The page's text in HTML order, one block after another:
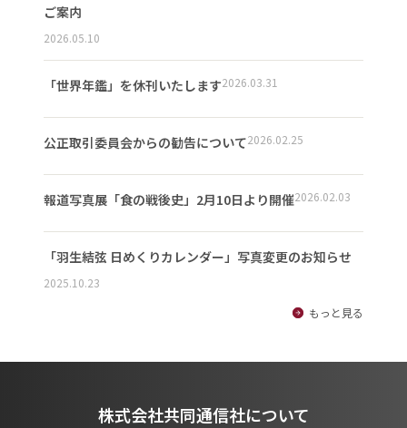
ご案内
2026.05.10
「世界年鑑」を休刊いたします2026.03.31
公正取引委員会からの勧告について2026.02.25
報道写真展「食の戦後史」2月10日より開催2026.02.03
「羽生結弦 日めくりカレンダー」写真変更のお知らせ
2025.10.23
もっと見る
株式会社共同通信社について